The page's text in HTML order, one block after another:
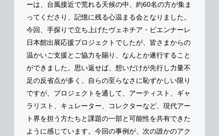
ーは、台風接近で荒れる天候の中、約60名の方が集ま
ってくださり、記憶に残る心温まる会となりました。
今回、手探りで立ち上げたヴェネチア・ビエンナーレ
日本館出展応援プロジェクトでしたが、皆さまからの
温かいご支援とご協力を賜り、なんとか遂行すること
ができました。思い返せば、想いだけが先行し力量不
足の反省点が多く、自らの至らなさに恥ずかしい限り
ですが、プロジェクトを通して、アーティスト、ギャ
ラリスト、キュレーター、コレクターなど、現代アー
ト界を担う方たちと課題の一部と可能性を共有できた
ように感じています。今回の事例が、次の誰かのアク